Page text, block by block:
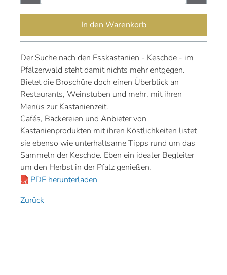
In den Warenkorb
Der Suche nach den Esskastanien - Keschde - im
Pfälzerwald steht damit nichts mehr entgegen.
Bietet die Broschüre doch einen Überblick an
Restaurants, Weinstuben und mehr, mit ihren
Menüs zur Kastanienzeit.
Cafés, Bäckereien und Anbieter von
Kastanienprodukten mit ihren Köstlichkeiten listet
sie ebenso wie unterhaltsame Tipps rund um das
Sammeln der Keschde. Eben ein idealer Begleiter
um den Herbst in der Pfalz genießen.
PDF herunterladen
Zurück